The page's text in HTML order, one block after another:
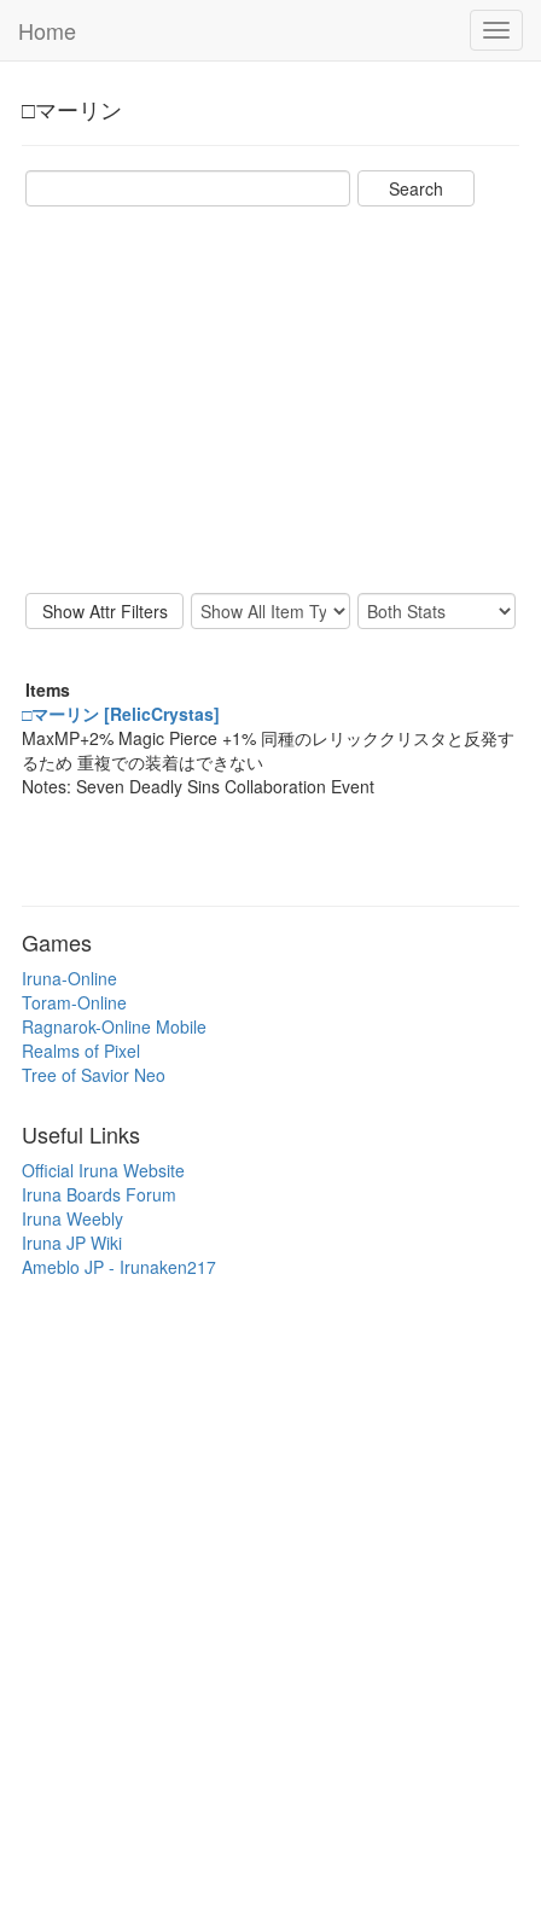
Home
□マーリン
Items
□マーリン [RelicCrystas]
MaxMP+2% Magic Pierce +1% 同種のレリッククリスタと反発す
るため 重複での装着はできない
Notes: Seven Deadly Sins Collaboration Event
Games
Iruna-Online
Toram-Online
Ragnarok-Online Mobile
Realms of Pixel
Tree of Savior Neo
Useful Links
Official Iruna Website
Iruna Boards Forum
Iruna Weebly
Iruna JP Wiki
Ameblo JP - Irunaken217